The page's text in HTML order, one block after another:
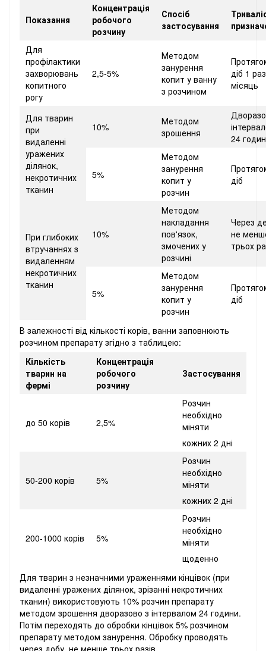
Показання
Концентрація
робочого
розчину
Спосіб
застосування
Для
профілактики
захворювань
копитного
рогу
2,5-5%
Методом
занурення
копит у ванну
з розчином
діб 1
місяць
Для тварин
при
видаленні
уражених
ділянок,
некротичних
тканин
10%
Методом
зрошення
24
5%
Методом
занурення
копит у
розчин
діб
При глибоких
втручаннях з
видаленням
некротичних
тканин
10%
Методом
накладання
пов'язок,
змочених у
розчині
Через
не
трьох
5%
Методом
занурення
копит у
розчин
діб
В залежності від кількості корів, ванни заповнюють
розчином препарату згідно з таблицею:
Кількість
тварин на
фермі
Концентрація
робочого
розчину
Застосування
до 50 корів 2,5%
Розчин
необхідно
міняти
кожних 2 дні
50-200 корів 5%
Розчин
необхідно
міняти
кожних 2 дні
200-1000 корів 5%
Розчин
необхідно
міняти
щоденно
Для тварин з незначними ураженнями кінцівок (при
видаленні уражених ділянок, зрізанні некротичних
тканин) використовують 10% розчин препарату
методом зрошення дворазово з інтервалом 24 години.
Потім переходять до обробки кінцівок 5% розчином
препарату методом занурення. Обробку проводять
через добу, не менше трьох разів.